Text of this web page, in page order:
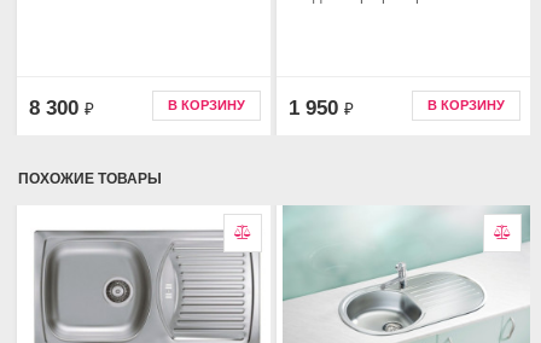
8 300 ₽ В КОРЗИНУ 1 950 ₽ В КОРЗИНУ
ПОХОЖИЕ ТОВАРЫ